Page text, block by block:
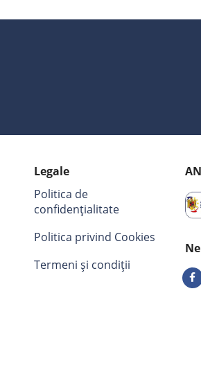
Legale
Politica de
confidențialitate
Politica privind Cookies
Termeni și condiții